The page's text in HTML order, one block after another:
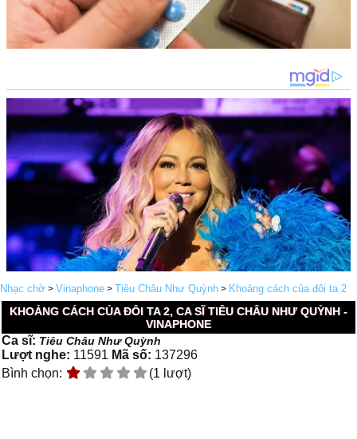
Nhạc chờ > Vinaphone > Tiêu Châu Như Quỳnh > Khoảng cách của đôi ta 2
KHOẢNG CÁCH CỦA ĐÔI TA 2, CA SĨ TIÊU CHÂU NHƯ QUỲNH -
VINAPHONE
Ca sĩ: Tiêu Châu Như Quỳnh
Lượt nghe: 11591 Mã số: 137296
Bình chọn:
(1 lượt)